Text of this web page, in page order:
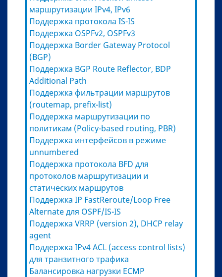
маршрутизации IPv4, IPv6
Поддержка протокола IS-IS
Поддержка OSPFv2, OSPFv3
Поддержка Border Gateway Protocol
(BGP)
Поддержка BGP Route Reflector, BDP
Additional Path
Поддержка фильтрации маршрутов
(routemap, prefix-list)
Поддержка маршрутизации по
политикам (Policy-based routing, PBR)
Поддержка интерфейсов в режиме
unnumbered
Поддержка протокола BFD для
протоколов маршрутизации и
статических маршрутов
Поддержка IP FastReroute/Loop Free
Alternate для OSPF/IS-IS
Поддержка VRRP (version 2), DHCP relay
agent
Поддержка IPv4 ACL (access control lists)
для транзитного трафика
Балансировка нагрузки ECMP